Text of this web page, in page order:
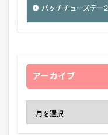
バッチチューズデー
アーカイブ